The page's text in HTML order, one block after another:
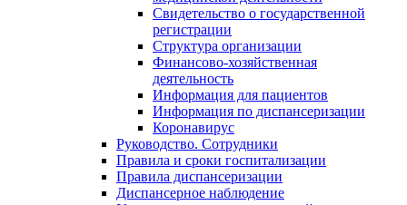
Свидетельство о государственной
регистрации
Структура организации
Финансово-хозяйственная
деятельность
Информация для пациентов
Информация по диспансеризации
Коронавирус
Руководство. Сотрудники
Правила и сроки госпитализации
Правила диспансеризации
Диспансерное наблюдение